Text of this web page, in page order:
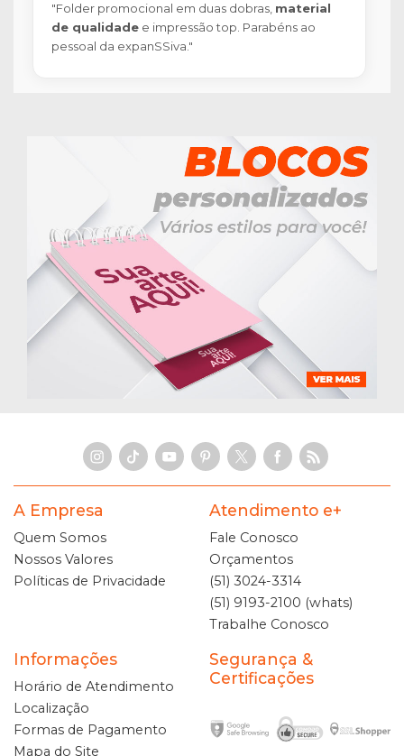
"Folder promocional em duas dobras, material
de qualidadee impressão top. Parabéns ao
pessoal da expanSSiva."
A Empresa
Quem Somos
Nossos Valores
Políticas de Privacidade
Atendimento e+
Fale Conosco
Orçamentos
(51) 3024-3314
(51) 9193-2100 (whats)
Trabalhe Conosco
Informações
Horário de Atendimento
Localização
Formas de Pagamento
Mapa do Site
Segurança &
Certificações